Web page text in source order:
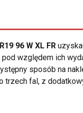
96 W XL FR
względem ich
sposób na
trzech fal, z